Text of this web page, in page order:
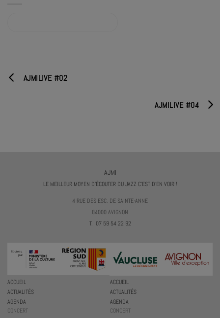
AJMILIVE #02
AJMILIVE #04
AJMI
LE MEILLEUR MOYEN D'ÉCOUTER DU JAZZ C'EST D'EN VOIR !
4 RUE DES ESC. DE SAINTE-ANNE
84000 AVIGNON
T. 07 59 54 22 92
ACCUEIL
ACTUALITÉS
AGENDA
CONCERT
ACCUEIL
ACTUALITÉS
AGENDA
CONCERT